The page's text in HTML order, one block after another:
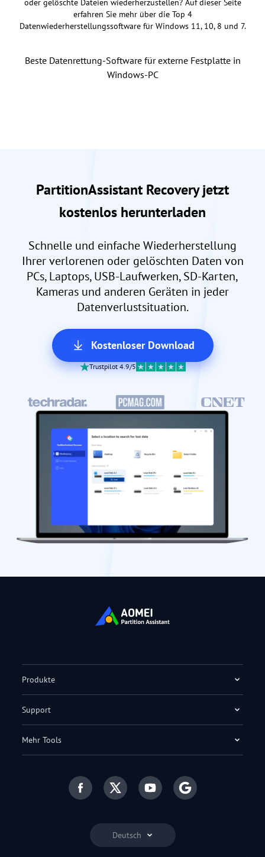
oder gelöschte Dateien wiederherzustellen? Auf dieser Seite
erfahren Sie mehr über die Top 4
Datenwiederherstellungssoftware für Windows 11, 10, 8 und 7.
Beste Datenrettung-Software für externe Festplatte in
Windows-PC
PartitionAssistant Recovery jetzt
kostenlos herunterladen
Schnelle und einfache Wiederherstellung
Ihrer verlorenen oder gelöschten Daten von
PCs, Laptops, USB-Laufwerken, SD-Karten,
Kameras und anderen Geräten in jeder
Datenverlustsituation.
Kostenloser Download
Trustpilot 4.9/5
Deutsch
Produkte
Support
Mehr Tools